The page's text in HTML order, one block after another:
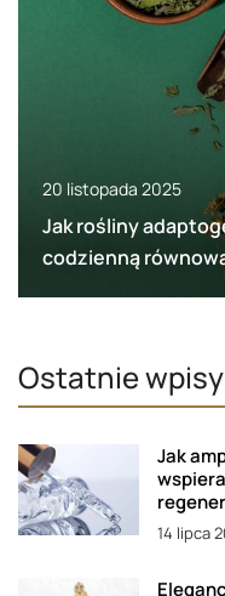
20 listopada 2025
Jak rośliny
codzienną
Ostatnie wpisy
Jak
14 lipca